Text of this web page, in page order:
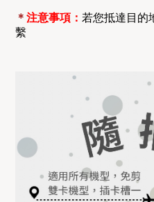
＊注意事項：若您抵達目的
繫